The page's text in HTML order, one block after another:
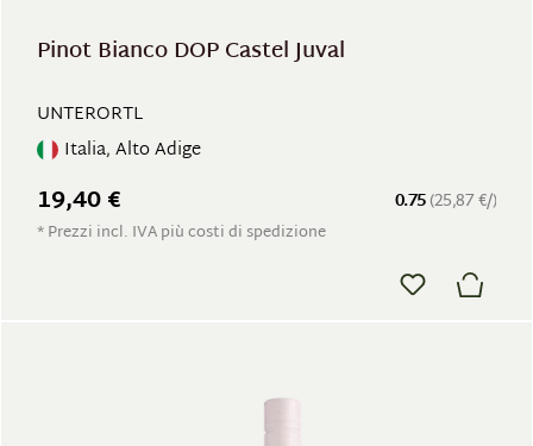
Pinot Bianco DOP Castel Juval
UNTERORTL
Italia, Alto Adige
0.75(25,87 €/)
19,40 €
* Prezzi incl. IVA più costi di spedizione